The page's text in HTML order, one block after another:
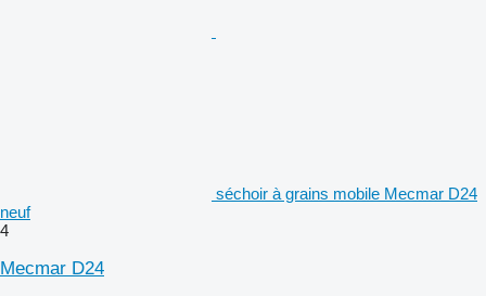
séchoir à grains mobile Mecmar D24
neuf
4
Mecmar D24